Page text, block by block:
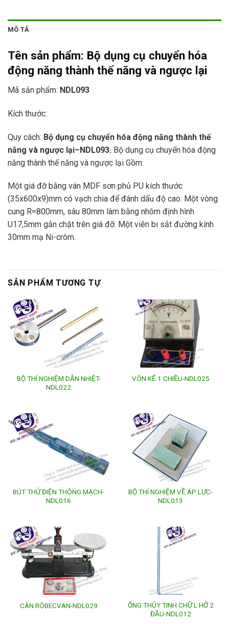
MÔ TẢ
Tên sản phẩm: Bộ dụng cụ chuyển hóa
động năng thành thế năng và ngược lại
Mã sản phẩm: NDL093
Kích thước:
Quy cách: Bộ dụng cụ chuyển hóa động năng thành thế
năng và ngược lại–NDL093. Bộ dụng cụ chuyển hóa động
năng thành thế năng và ngược lại Gồm:
Một giá đỡ bằng ván MDF sơn phủ PU kích thước
(35x600x9)mm có vạch chia để đánh dấu độ cao. Một vòng
cung R=800mm, sâu 80mm làm bằng nhôm định hình
U17,5mm gắn chặt trên giá đỡ. Một viên bi sắt đường kính
30mm mạ Ni-crôm.
SẢN PHẨM TƯƠNG TỰ
BỘ THÍ NGHIỆM DẪN NHIỆT-
NDL022
VÔN KẾ 1 CHIỀU-NDL025
BÚT THỬ ĐIỆN THÔNG MẠCH-
NDL016
BỘ THÍ NGHIỆM VỀ ÁP LỰC-
NDL013
CÂN RÔBECVAN-NDL029
ỐNG THỦY TINH CHỮ L HỞ 2
ĐẦU-NDL012